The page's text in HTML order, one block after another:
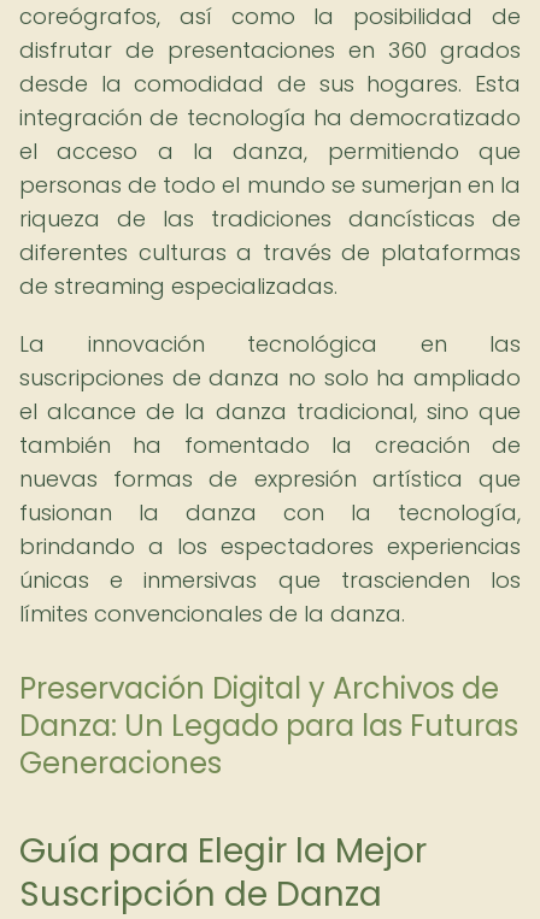
coreógrafos, así como la posibilidad de
disfrutar de presentaciones en 360 grados
desde la comodidad de sus hogares. Esta
integración de tecnología ha democratizado
el acceso a la danza, permitiendo que
personas de todo el mundo se sumerjan en la
riqueza de las tradiciones dancísticas de
diferentes culturas a través de plataformas
de streaming especializadas.
La innovación tecnológica en las
suscripciones de danza no solo ha ampliado
el alcance de la danza tradicional, sino que
también ha fomentado la creación de
nuevas formas de expresión artística que
fusionan la danza con la tecnología,
brindando a los espectadores experiencias
únicas e inmersivas que trascienden los
límites convencionales de la danza.
Preservación Digital y Archivos de
Danza: Un Legado para las Futuras
Generaciones
Guía para Elegir la Mejor
Suscripción de Danza